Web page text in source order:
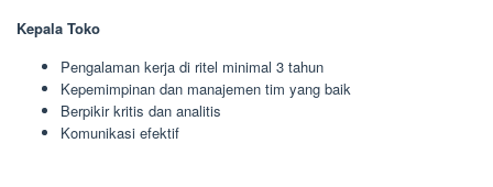
Kepala Toko
Pengalaman kerja di ritel minimal 3 tahun
Kepemimpinan dan manajemen tim yang baik
Berpikir kritis dan analitis
Komunikasi efektif